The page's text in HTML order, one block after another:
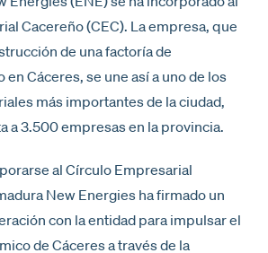
Cacereño (CEC). La empresa, que
de una factoría de
Cáceres, se une así a uno de los
más importantes de la ciudad,
a 3.500 empresas en la provincia.
al Círculo Empresarial
New Energies ha firmado un
con la entidad para impulsar el
de Cáceres a través de la